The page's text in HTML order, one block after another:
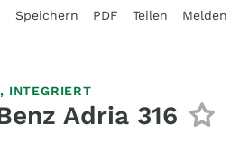
Speichern PDF Teilen Melden
INTEGRIERT
Adria 316